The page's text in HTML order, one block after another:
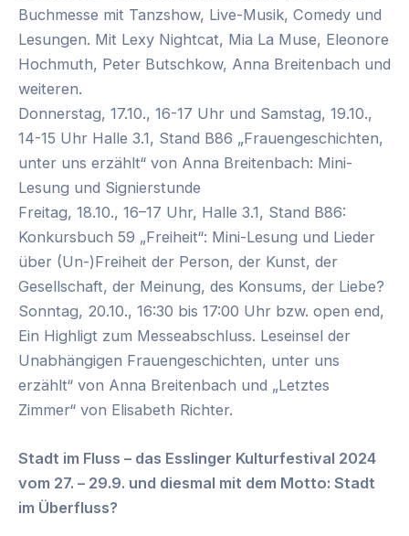
Buchmesse mit Tanzshow, Live-Musik, Comedy und
Lesungen. Mit Lexy Nightcat, Mia La Muse, Eleonore
Hochmuth, Peter Butschkow, Anna Breitenbach und
weiteren.
Donnerstag, 17.10., 16-17 Uhr und Samstag, 19.10.,
14-15 Uhr Halle 3.1, Stand B86 „Frauengeschichten,
unter uns erzählt“ von Anna Breitenbach: Mini-
Lesung und Signierstunde
Freitag, 18.10., 16–17 Uhr, Halle 3.1, Stand B86:
Konkursbuch 59 „Freiheit“: Mini-Lesung und Lieder
über (Un-)Freiheit der Person, der Kunst, der
Gesellschaft, der Meinung, des Konsums, der Liebe?
Sonntag, 20.10., 16:30 bis 17:00 Uhr bzw. open end,
Ein Highligt zum Messeabschluss. Leseinsel der
Unabhängigen Frauengeschichten, unter uns
erzählt“ von Anna Breitenbach und „Letztes
Zimmer“ von Elisabeth Richter.
Stadt im Fluss – das Esslinger Kulturfestival 2024
vom 27. – 29.9. und diesmal mit dem Motto: Stadt
im Überfluss?